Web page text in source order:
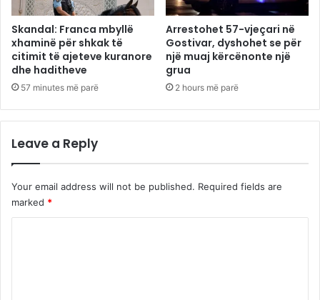
Skandal: Franca mbyllë
xhaminë për shkak të
citimit të ajeteve kuranore
dhe haditheve
57 minutes më parë
Arrestohet 57-vjeçari në
Gostivar, dyshohet se për
një muaj kërcënonte një
grua
2 hours më parë
Leave a Reply
Your email address will not be published. Required fields are
marked *